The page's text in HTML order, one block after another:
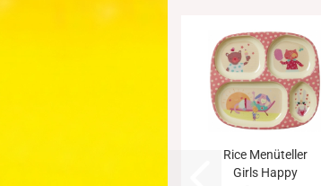
Rice Menüteller
Girls Happy